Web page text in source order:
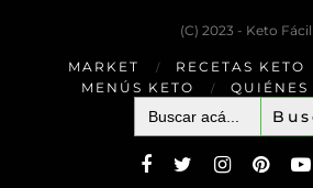
(C) 2023 - Keto Fácil
MARKET RECETAS KETO
MENÚS KETO
QUIÉNES
Buscar: